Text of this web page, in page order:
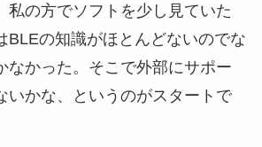
私の方でソフトを少し見ていた
BLEの知識がほとんどないのでな
なかった。そこで外部にサポー
いかな、というのがスタートで